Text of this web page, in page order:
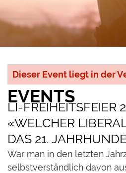
Dieser Event liegt in der
EVENTS​
LI-FREIHEITSFEIER
«WELCHER
DAS 21.
War man in den letzten
selbstverständlich davon